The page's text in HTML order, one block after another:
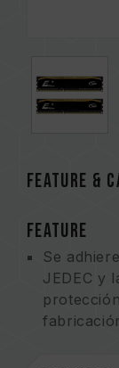
FEATURE &
FEATURE
Se
JEDEC y